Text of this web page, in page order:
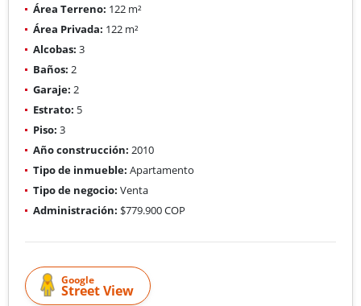
Área Terreno: 122 m²
Área Privada: 122 m²
Alcobas: 3
Baños: 2
Garaje: 2
Estrato: 5
Piso: 3
Año construcción: 2010
Tipo de inmueble: Apartamento
Tipo de negocio: Venta
Administración: $779.900 COP
Google
Street View